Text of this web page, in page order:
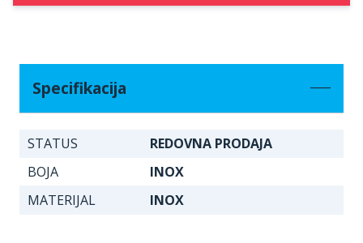
Specifikacija
STATUS
REDOVNA PRODAJA
BOJA
INOX
MATERIJAL
INOX